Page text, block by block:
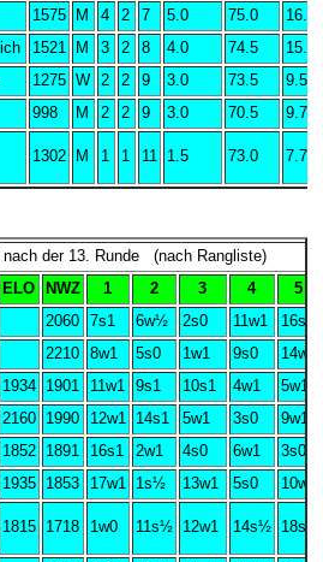
1575 M 4 2 7 5.0 75.0
16.75
1521 M 3 2 8 4.0 74.5
15.75
1275 W 2 2 9 3.0 73.5
9.50
998 M 2 2 9 3.0 70.5 9.75
1302 M 1 1 11 1.5 73.0 7.75
der 13. Runde (nach Rangliste)
ELO NWZ 1 2 3 4
5
2060 7s1 6w½ 2s0 11w1
16s1
2210 8w1 5s0 1w1 9s0
14w1
1934 1901 11w1 9s1 10s1 4w1
5w1
2160 1990 12w1 14s1 5w1 3s0
9w1
1852 1891 16s1 2w1 4s0 6w1
3s0
1935 1853 17w1 1s½ 13w1 5s0 10w1
1815 1718 1w0 11s½ 12w1 14s½ 18s1